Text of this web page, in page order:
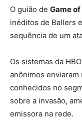
O guião de Game
inéditos de Ballers
sequência de um
Os sistemas da
anônimos
conhecidos no
sobre a invasão,
emissora na rede.